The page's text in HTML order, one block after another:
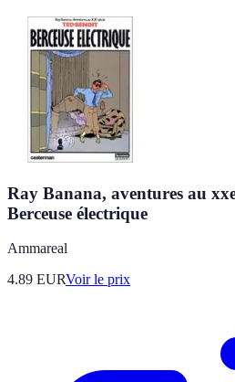
Ray Banana, aventures au
Berceuse électrique
Ammareal
4.89 EURVoir le prix